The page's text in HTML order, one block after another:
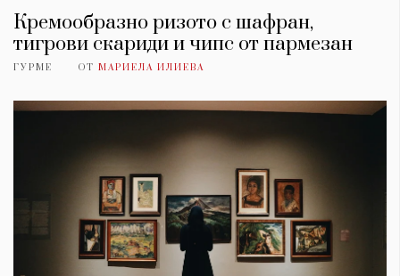
Кремообразно ризото с шафран,
тигрови скариди и чипс от пармезан
ГУРМЕ ОТ МАРИЕЛА ИЛИЕВА